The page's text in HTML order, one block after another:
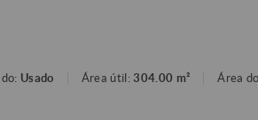
Usado Área útil: 304.00 m² Área